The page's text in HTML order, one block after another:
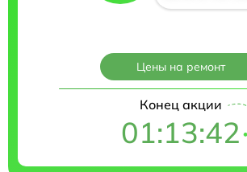
Цены на ремонт
Конец акции
01:13:41